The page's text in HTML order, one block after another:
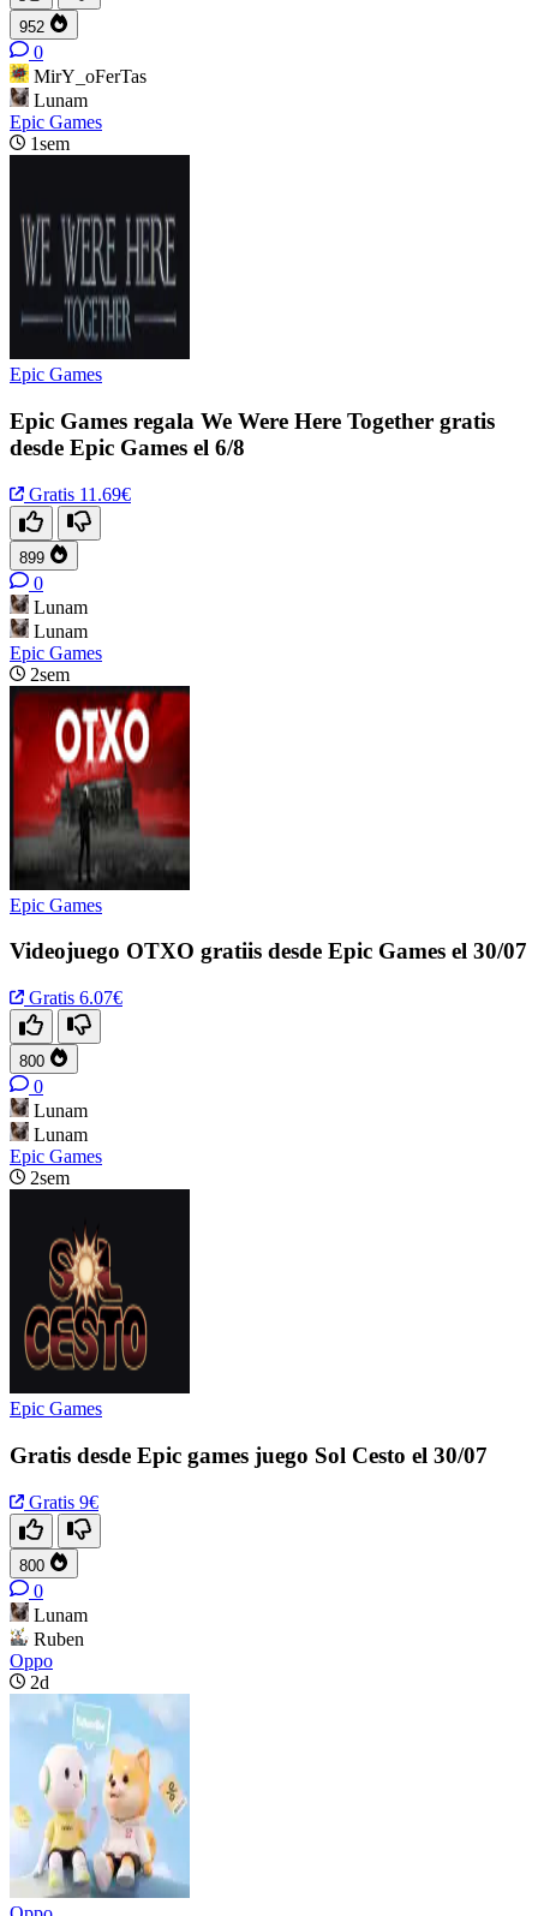
952
0
MirY_oFerTas
Lunam
Epic Games
1sem
Epic Games
Epic Games regala We Were Here Together gratis
desde Epic Games el 6/8
Gratis 11.69€
899
0
Lunam
Lunam
Epic Games
2sem
Epic Games
Videojuego OTXO gratiis desde Epic Games el 30/07
Gratis 6.07€
800
0
Lunam
Lunam
Epic Games
2sem
Epic Games
Gratis desde Epic games juego Sol Cesto el 30/07
Gratis 9€
800
0
Lunam
Ruben
Oppo
2d